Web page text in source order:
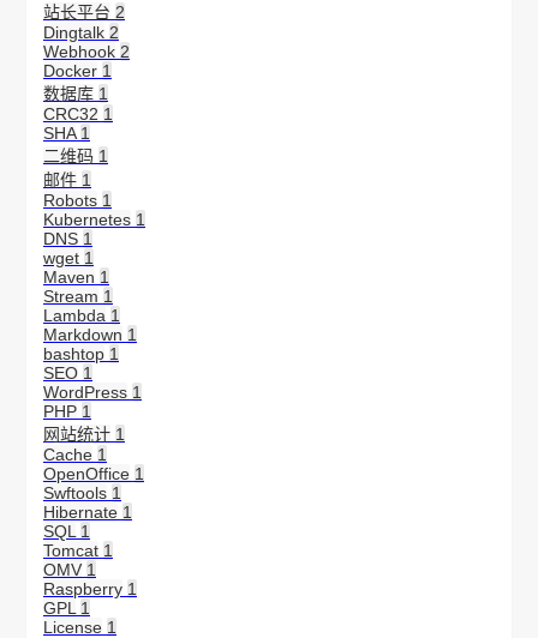
站长平台 2
Dingtalk 2
Webhook 2
Docker 1
数据库 1
CRC32 1
SHA 1
二维码 1
邮件 1
Robots 1
Kubernetes 1
DNS 1
wget 1
Maven 1
Stream 1
Lambda 1
Markdown 1
bashtop 1
SEO 1
WordPress 1
PHP 1
网站统计 1
Cache 1
OpenOffice 1
Swftools 1
Hibernate 1
SQL 1
Tomcat 1
OMV 1
Raspberry 1
GPL 1
License 1